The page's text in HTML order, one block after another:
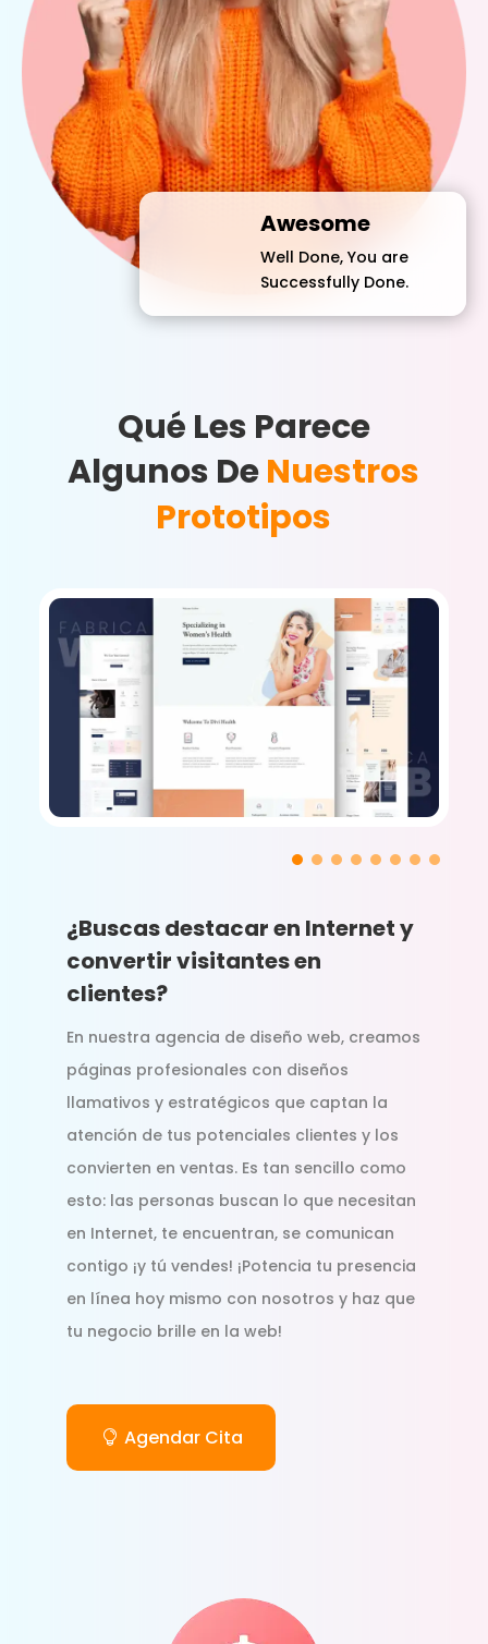
Awesome
Well Done, You are
Successfully Done.
Qué Les Parece
Algunos DeNuestros
Prototipos
¿Buscas destacar en Internet y
convertir visitantes en
clientes?
En nuestra agencia de diseño web, creamos
páginas profesionales con diseños
llamativos y estratégicos que captan la
atención de tus potenciales clientes y los
convierten en ventas. Es tan sencillo como
esto: las personas buscan lo que necesitan
en Internet, te encuentran, se comunican
contigo ¡y tú vendes! ¡Potencia tu presencia
en línea hoy mismo con nosotros y haz que
tu negocio brille en la web!
Agendar Cita